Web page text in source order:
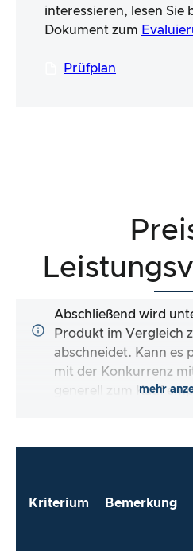
interessieren, lesen Sie
Dokument zum
Prüfplan
Abschließend wird
Produkt im Vergleich
abschneidet. Kann es
mit der Konkurrenz
generell zum Kauf
mehr
Kriterium Bemerkung